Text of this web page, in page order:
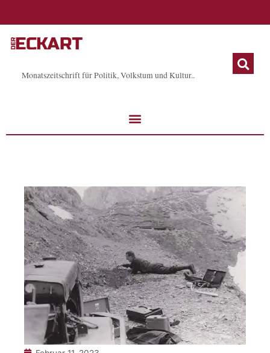
Monatszeitschrift für Politik, Volkstum und Kultur..